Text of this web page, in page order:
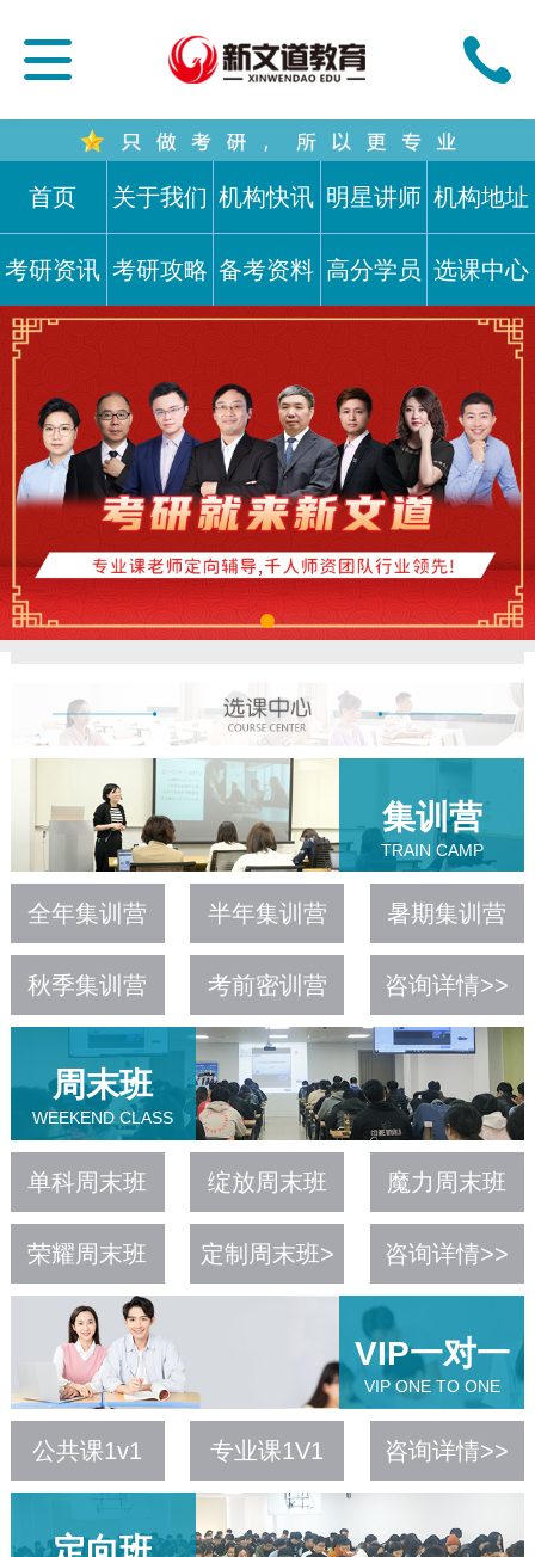
首页 关于我们 机构快讯 明星讲师 机构地址
考研资讯 考研攻略 备考资料 高分学员 选课中心
集训营
TRAIN CAMP
全年集训营 半年集训营 暑期集训营
秋季集训营 考前密训营 咨询详情>>
周末班
WEEKEND CLASS
单科周末班 绽放周末班 魔力周末班
荣耀周末班 定制周末班> 咨询详情>>
VIP一对一
VIP ONE TO ONE
公共课1v1 专业课1V1 咨询详情>>